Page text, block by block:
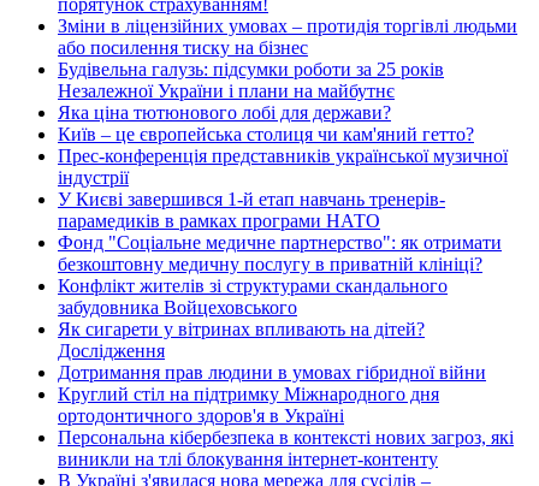
Зміни в ліцензійних умовах – протидія торгівлі людьми
або посилення тиску на бізнес
Будівельна галузь: підсумки роботи за 25 років
Незалежної України і плани на майбутнє
Яка ціна тютюнового лобі для держави?
Київ – це європейська столиця чи кам'яний гетто?
Прес-конференція представників української музичної
індустрії
У Києві завершився 1-й етап навчань тренерів-
парамедиків в рамках програми НАТО
Фонд "Соціальне медичне партнерство": як отримати
безкоштовну медичну послугу в приватній клініці?
Конфлікт жителів зі структурами скандального
забудовника Войцеховського
Як сигарети у вітринах впливають на дітей?
Дослідження
Дотримання прав людини в умовах гібридної війни
Круглий стіл на підтримку Міжнародного дня
ортодонтичного здоров'я в Україні
Персональна кібербезпека в контексті нових загроз, які
виникли на тлі блокування інтернет-контенту
В Україні з'явилася нова мережа для сусідів –